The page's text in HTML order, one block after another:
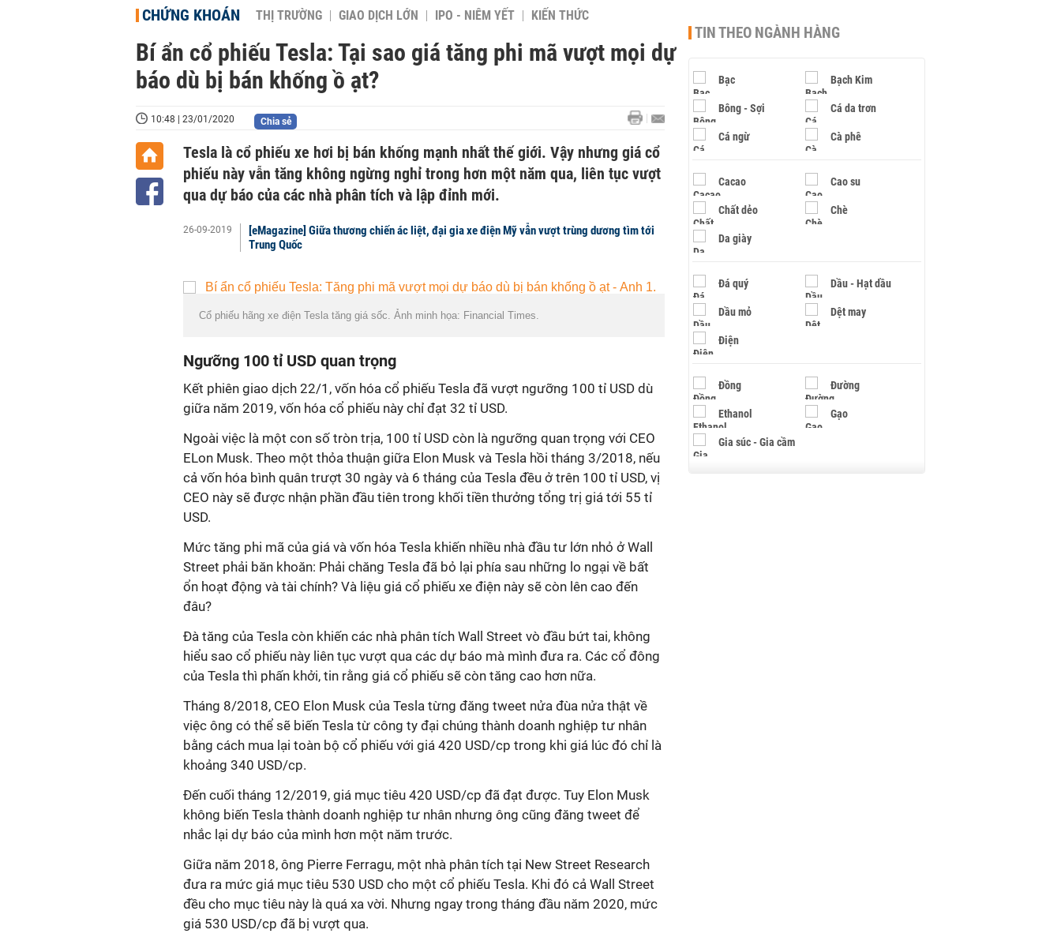
CHỨNG KHOÁN THỊ TRƯỜNG GIAO DỊCH LỚN IPO - NIÊM YẾT KIẾN THỨC
Bí ẩn cổ phiếu Tesla: Tại sao giá tăng phi mã vượt mọi dự
báo dù bị bán khống ồ ạt?
10:48 | 23/01/2020 Chia sẻ
Tesla là cổ phiếu xe hơi bị bán khống mạnh nhất thế giới. Vậy nhưng giá cổ
phiếu này vẫn tăng không ngừng nghỉ trong hơn một năm qua, liên tục vượt
qua dự báo của các nhà phân tích và lập đỉnh mới.
26-09-2019
[eMagazine] Giữa thương chiến ác liệt, đại gia xe điện Mỹ vẫn vượt trùng dương tìm tới
Trung Quốc
Cổ phiếu hãng xe điện Tesla tăng giá sốc. Ảnh minh họa: Financial Times.
Ngưỡng 100 tỉ USD quan trọng
Kết phiên giao dịch 22/1, vốn hóa cổ phiếu Tesla đã vượt ngưỡng 100 tỉ USD dù
giữa năm 2019, vốn hóa cổ phiếu này chỉ đạt 32 tỉ USD.
Ngoài việc là một con số tròn trịa, 100 tỉ USD còn là ngưỡng quan trọng với CEO
ELon Musk. Theo một thỏa thuận giữa Elon Musk và Tesla hồi tháng 3/2018, nếu
cả vốn hóa bình quân trượt 30 ngày và 6 tháng của Tesla đều ở trên 100 tỉ USD, vị
CEO này sẽ được nhận phần đầu tiên trong khối tiền thưởng tổng trị giá tới 55 tỉ
USD.
Mức tăng phi mã của giá và vốn hóa Tesla khiến nhiều nhà đầu tư lớn nhỏ ở Wall
Street phải băn khoăn: Phải chăng Tesla đã bỏ lại phía sau những lo ngại về bất
ổn hoạt động và tài chính? Và liệu giá cổ phiếu xe điện này sẽ còn lên cao đến
đâu?
Đà tăng của Tesla còn khiến các nhà phân tích Wall Street vò đầu bứt tai, không
hiểu sao cổ phiếu này liên tục vượt qua các dự báo mà mình đưa ra. Các cổ đông
của Tesla thì phấn khởi, tin rằng giá cổ phiếu sẽ còn tăng cao hơn nữa.
Tháng 8/2018, CEO Elon Musk của Tesla từng đăng tweet nửa đùa nửa thật về
việc ông có thể sẽ biến Tesla từ công ty đại chúng thành doanh nghiệp tư nhân
bằng cách mua lại toàn bộ cổ phiếu với giá 420 USD/cp trong khi giá lúc đó chỉ là
khoảng 340 USD/cp.
Đến cuối tháng 12/2019, giá mục tiêu 420 USD/cp đã đạt được. Tuy Elon Musk
không biến Tesla thành doanh nghiệp tư nhân nhưng ông cũng đăng tweet để
nhắc lại dự báo của mình hơn một năm trước.
Giữa năm 2018, ông Pierre Ferragu, một nhà phân tích tại New Street Research
đưa ra mức giá mục tiêu 530 USD cho một cổ phiếu Tesla. Khi đó cả Wall Street
đều cho mục tiêu này là quá xa vời. Nhưng ngay trong tháng đầu năm 2020, mức
giá 530 USD/cp đã bị vượt qua.
TIN THEO NGÀNH HÀNG
Bạc Bạch Kim
Bông - Sợi Cá da trơn
Cá ngừ Cà phê
Cacao Cao su
Chất dẻo Chè
Da giày
Đá quý Dầu - Hạt dầu
Dầu mỏ Dệt may
Điện
Đồng Đường
Ethanol Gạo
Gia súc - Gia cầm